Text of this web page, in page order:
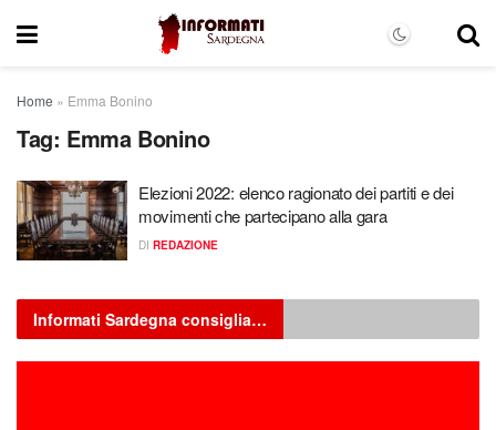
Home » Emma Bonino
Tag: Emma Bonino
Elezioni 2022: elenco ragionato dei partiti e dei
movimenti che partecipano alla gara
DI REDAZIONE
Informati Sardegna consiglia…